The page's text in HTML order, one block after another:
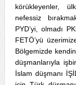
körükleyenler,
nefessiz
PYD’yi, olmadı
FETÖ’yü
Bölgemizde
düşmanlarıyla
İslam düşmanı